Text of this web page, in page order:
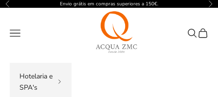
Pular para o conteúdo
Anterior Envio grátis em compras superiores a 150€.
ACQUA ZMC
Menu
Pesquisar
Hotelaria e
SPA's